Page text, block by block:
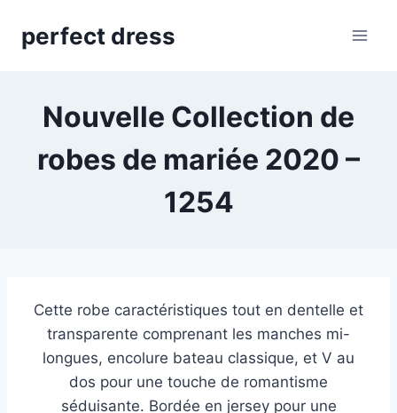
perfect dress
Nouvelle Collection de
robes de mariée 2020 –
1254
Cette robe caractéristiques tout en dentelle et
transparente comprenant les manches mi-
longues, encolure bateau classique, et V au
dos pour une touche de romantisme
séduisante. Bordée en jersey pour une